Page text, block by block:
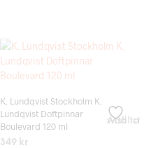
Add to wishlist
K. Lundqvist Stockholm K.
Lundqvist Doftpinnar
Boulevard 120 ml
349 kr